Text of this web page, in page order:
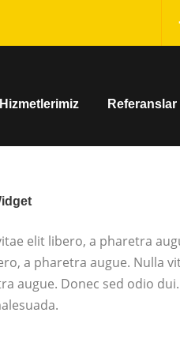
Hizmetlerimiz Referanslar
elit libero, a pharetra
a pharetra augue. Nulla
augue. Donec sed odio